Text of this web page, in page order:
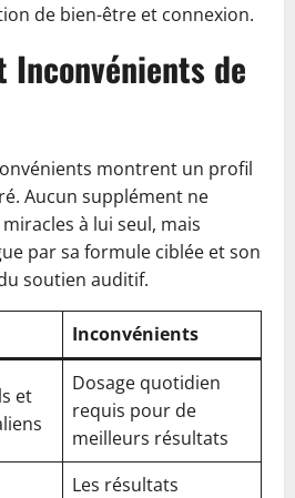
de bien-être et connexion.
Inconvénients de
montrent un profil
Aucun supplément ne
à lui seul, mais
par sa formule ciblée et son
soutien auditif.
Inconvénients
et
Dosage quotidien
requis pour de
meilleurs résultats
Les résultats